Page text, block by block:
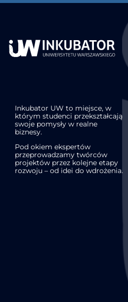
Inkubator UW to miejsce, w
którym studenci przekształcają
swoje pomysły w realne
biznesy.
Pod okiem ekspertów
przeprowadzamy twórców
projektów przez kolejne etapy
rozwoju – od idei do wdrożenia.